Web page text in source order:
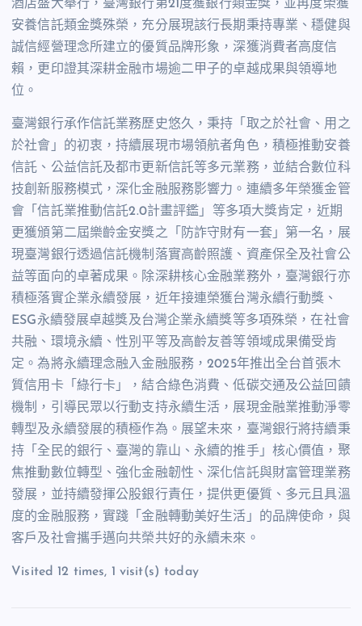
酒店盛大舉行，臺灣銀行第21 度獲銀行類金獎，並再度榮獲
安養信託類金獎殊榮，充分展現該行長期秉持專業、穩健與
誠信經營理念所建立的優質品牌形象，深獲消費者高度信
賴，更印證其深耕金融市場逾二甲子的卓越成果與領導地
位。
臺灣銀行承作信託業務歷史悠久，秉持「取之於社會、用之
於社會」的初衷，持續展現市場領航者角色，積極推動安養
信託、公益信託及都市更新信託等多元業務，並結合數位科
技創新服務模式，深化金融服務影響力。連續多年榮獲金管
會「信託業推動信託2.0計畫評鑑」等多項大獎肯定，近期
更獲頒第二屆樂齡金安獎之「防詐守財有一套」第一名，展
現臺灣銀行透過信託機制落實高齡照護、資產保全及社會公
益等面向的卓著成果。除深耕核心金融業務外，臺灣銀行亦
積極落實企業永續發展，近年接連榮獲台灣永續行動獎、
ESG永續發展卓越獎及台灣企業永續獎等多項殊榮，在社會
共融、環境永續、性別平等及高齡友善等領域成果備受肯
定。為將永續理念融入金融服務，2025年推出全台首張木
質信用卡「綠行卡」，結合綠色消費、低碳交通及公益回饋
機制，引導民眾以行動支持永續生活，展現金融業推動淨零
轉型及永續發展的積極作為。展望未來，臺灣銀行將持續秉
持「全民的銀行、臺灣的靠山、永續的推手」核心價值，聚
焦推動數位轉型、強化金融韌性、深化信託與財富管理業務
發展，並持續發揮公股銀行責任，提供更優質、多元且具溫
度的金融服務，實踐「金融轉動美好生活」的品牌使命，與
客戶及社會攜手邁向共榮共好的永續未來。
Visited 12 times, 1 visit(s) today